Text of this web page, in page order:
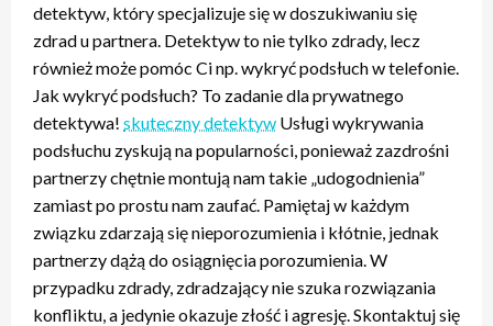
detektyw, który specjalizuje się w doszukiwaniu się
zdrad u partnera. Detektyw to nie tylko zdrady, lecz
również może pomóc Ci np. wykryć podsłuch w telefonie.
Jak wykryć podsłuch? To zadanie dla prywatnego
detektywa! skuteczny detektyw Usługi wykrywania
podsłuchu zyskują na popularności, ponieważ zazdrośni
partnerzy chętnie montują nam takie „udogodnienia”
zamiast po prostu nam zaufać. Pamiętaj w każdym
związku zdarzają się nieporozumienia i kłótnie, jednak
partnerzy dążą do osiągnięcia porozumienia. W
przypadku zdrady, zdradzający nie szuka rozwiązania
konfliktu, a jedynie okazuje złość i agresję. Skontaktuj się